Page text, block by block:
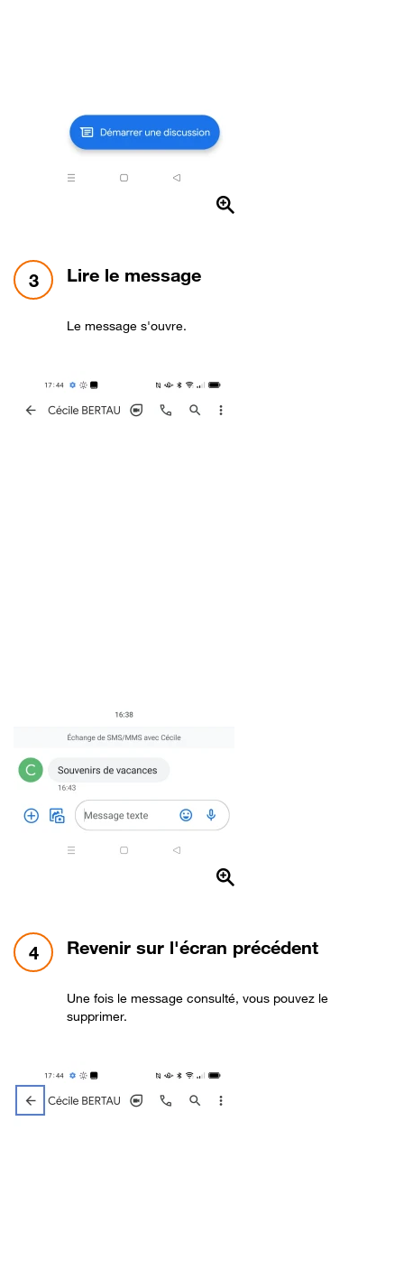
3 étape 3:
Lire le message
Le message s'ouvre.
4 étape 4:
Revenir sur l'écran précédent
Une fois le message consulté, vous pouvez le
supprimer.